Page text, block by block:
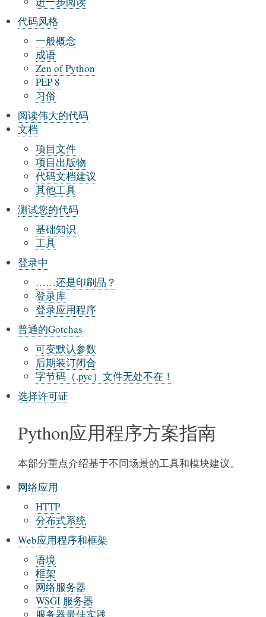
代码风格
一般概念
成语
Zen of Python
PEP 8
习俗
阅读伟大的代码
文档
项目文件
项目出版物
代码文档建议
其他工具
测试您的代码
基础知识
工具
登录中
……还是印刷品？
登录库
登录应用程序
普通的Gotchas
可变默认参数
后期装订闭合
字节码（.pyc）文件无处不在！
选择许可证
Python应用程序方案指南
本部分重点介绍基于不同场景的工具和模块建议。
网络应用
HTTP
分布式系统
Web应用程序和框架
语境
框架
网络服务器
WSGI 服务器
服务器最佳实践